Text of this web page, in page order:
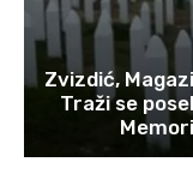
Zvizdić,
Traži se